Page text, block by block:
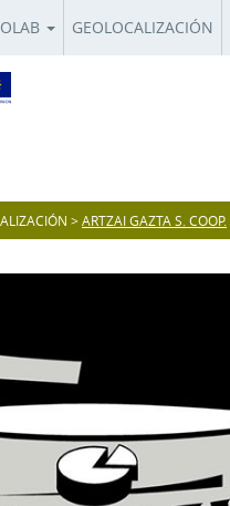
GEOLOCALIZACIÓN
>ARTZAI GAZTA S. COOP.